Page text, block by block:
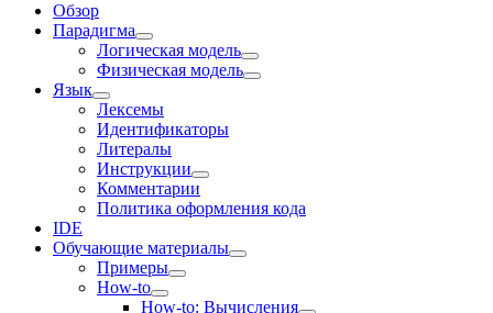
Обзор
Парадигма
Логическая модель
Физическая модель
Язык
Лексемы
Идентификаторы
Литералы
Инструкции
Комментарии
Политика оформления кода
IDE
Обучающие материалы
Примеры
How-to
How-to: Вычисления